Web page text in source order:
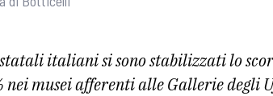
italiani si sono stabilizzati lo
musei afferenti alle Gallerie degli